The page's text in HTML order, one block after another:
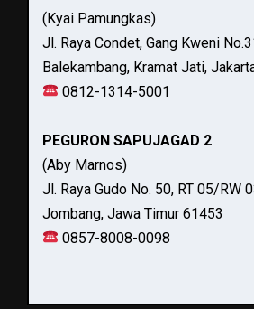
(Kyai Pamungkas)
Jl. Raya Condet, Gang Kweni
Balekambang, Kramat Jati,
0812-1314-5001
PEGURON SAPUJAGAD 2
(Aby Marnos)
Jl. Raya Gudo No. 50, RT 05/RW
Jombang, Jawa Timur 61453
0857-8008-0098